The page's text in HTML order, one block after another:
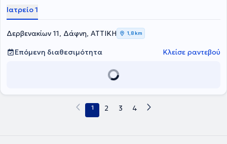
Ιατρείο 1
Δερβενακίων 11, Δάφνη, ΑΤΤΙΚΗ 1,8 km
Επόμενη διαθεσιμότητα Κλείσε ραντεβού
1 2 3 4